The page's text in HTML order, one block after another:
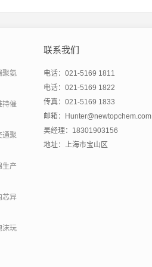
聚氨
持催
通聚
生产
芯异
沫玩
联系我们
电话：021-5169 1811
电话：021-5169 1822
传真：021-5169 1833
邮箱：Hunter@newtopchem.com
吴经理：18301903156
地址：上海市宝山区